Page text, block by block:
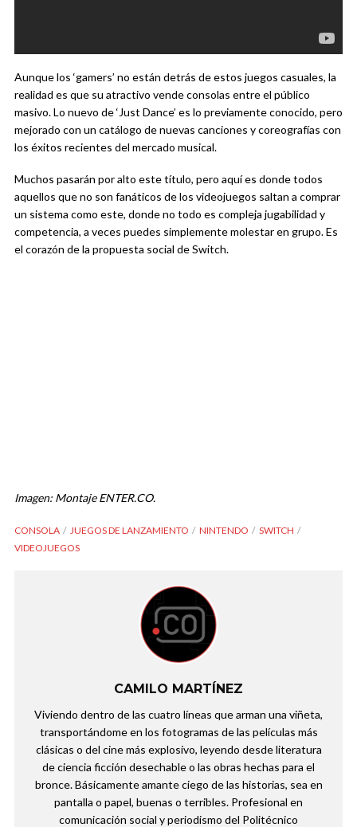
Aunque los ‘gamers’ no están detrás de estos juegos casuales, la
realidad es que su atractivo vende consolas entre el público
masivo. Lo nuevo de ‘Just Dance’ es lo previamente conocido, pero
mejorado con un catálogo de nuevas canciones y coreografías con
los éxitos recientes del mercado musical.
Muchos pasarán por alto este título, pero aquí es donde todos
aquellos que no son fanáticos de los videojuegos saltan a comprar
un sistema como este, donde no todo es compleja jugabilidad y
competencia, a veces puedes simplemente molestar en grupo. Es
el corazón de la propuesta social de Switch.
Imagen: Montaje ENTER.CO.
CONSOLA JUEGOS DE LANZAMIENTO NINTENDO
SWITCH
VIDEOJUEGOS
CAMILO MARTÍNEZ
Viviendo dentro de las cuatro líneas que arman una viñeta,
transportándome en los fotogramas de las películas más
clásicas o del cine más explosivo, leyendo desde literatura
de ciencia ficción desechable o las obras hechas para el
bronce. Básicamente amante ciego de las historias, sea en
pantalla o papel, buenas o terribles. Profesional en
comunicación social y periodismo del Politécnico